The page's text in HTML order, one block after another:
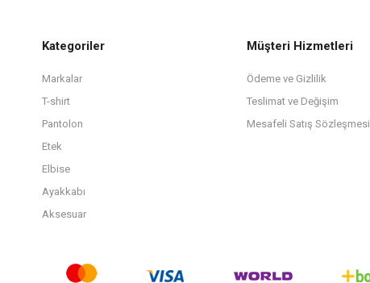
Kategoriler
Markalar
T-shirt
Pantolon
Etek
Elbise
Ayakkabı
Aksesuar
Müşteri Hizmetleri
Ödeme ve Gizlilik
Teslimat ve Değişim
Mesafeli Satış Sözleşmesi